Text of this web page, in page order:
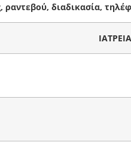
ραντεβού, διαδικασία,
ΙΑΤΡΕΙΑ